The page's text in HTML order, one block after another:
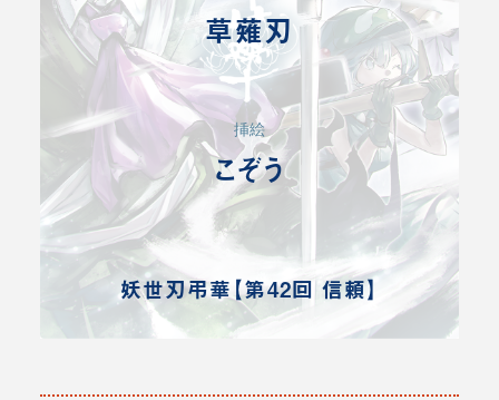
草薙刃
挿絵
こぞう
妖世刃弔華【第42回 信頼】